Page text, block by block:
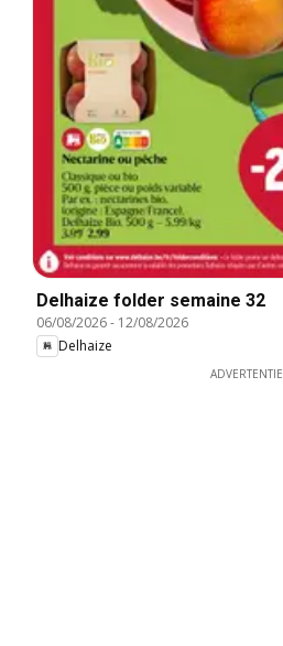
Delhaize folder semaine 32
06/08/2026- 12/08/2026
Delhaize
ADVERTENTIE